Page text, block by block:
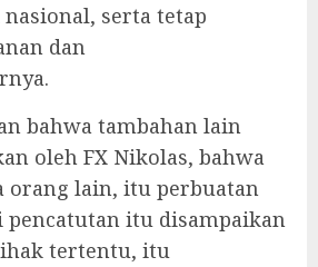
serta tetap
dan
bahwa tambahan lain
oleh FX Nikolas, bahwa
orang lain, itu perbuatan
pencatutan itu disampaikan
tertentu, itu